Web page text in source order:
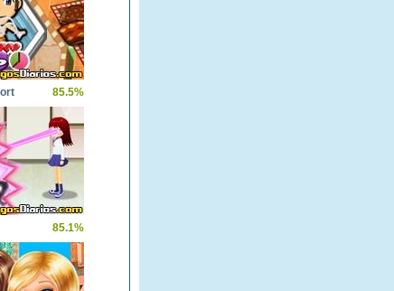
85.5%
85.1%